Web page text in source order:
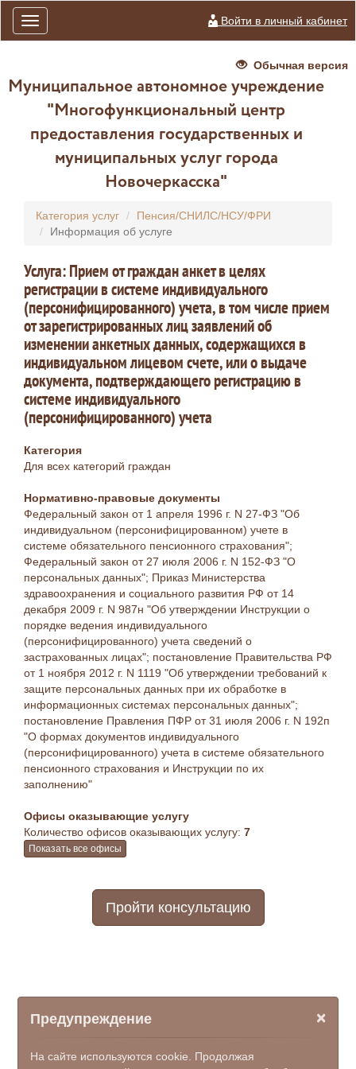
Toggle
navigation
Войти в личный кабинет
Обычная версия
Муниципальное автономное учреждение
"Многофункциональный центр
предоставления государственных и
муниципальных услуг города
Новочеркасска"
Категория услуг
Пенсия/СНИЛС/НСУ/ФРИ
Информация об услуге
Услуга: Прием от граждан анкет в целях
регистрации в системе индивидуального
(персонифицированного) учета, в том числе прием
от зарегистрированных лиц заявлений об
изменении анкетных данных, содержащихся в
индивидуальном лицевом счете, или о выдаче
документа, подтверждающего регистрацию в
системе индивидуального
(персонифицированного) учета
Категория
Для всех категорий граждан
Нормативно-правовые документы
Федеральный закон от 1 апреля 1996 г. N 27-ФЗ "Об
индивидуальном (персонифицированном) учете в
системе обязательного пенсионного страхования";
Федеральный закон от 27 июля 2006 г. N 152-ФЗ "О
персональных данных"; Приказ Министерства
здравоохранения и социального развития РФ от 14
декабря 2009 г. N 987н "Об утверждении Инструкции о
порядке ведения индивидуального
(персонифицированного) учета сведений о
застрахованных лицах"; постановление Правительства РФ
от 1 ноября 2012 г. N 1119 "Об утверждении требований к
защите персональных данных при их обработке в
информационных системах персональных данных";
постановление Правления ПФР от 31 июля 2006 г. N 192п
"О формах документов индивидуального
(персонифицированного) учета в системе обязательного
пенсионного страхования и Инструкции по их
заполнению"
Офисы оказывающие услугу
Количество офисов оказывающих услугу: 7
Показать все офисы
Пройти консультацию
×
Предупреждение
На сайте используются cookie. Продолжая